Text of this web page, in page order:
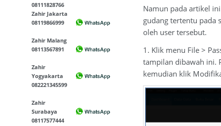
08111828766
Zahir Jakarta
08119866999
Zahir Malang
08113567891
Zahir
Yogyakarta
082221345599
Zahir
Surabaya
08117577444
Namun pada artikel
gudang tertentu pada
oleh user tersebut.
1. Klik menu File >
tampilan dibawah ini.
kemudian klik